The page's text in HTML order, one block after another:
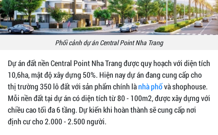
Phối cảnh dự án Central Point Nha Trang
Dự án đất nền Central Point Nha Trang được quy hoạch với diện tích
10,6ha, mật độ xây dựng 50%. Hiện nay dự án đang cung cấp cho
thị trường 350 lô đất với sản phẩm chính lànhà phốvà shophouse.
Mỗi nền đất tại dự án có diện tích từ 80 - 100m2, được xây dựng với
chiều cao tối đa 6 tầng. Dự kiến khi hoàn thành sẽ cung cấp nơi
định cư cho 2.000 - 2.500 người.